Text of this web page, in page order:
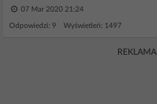
07 Mar 2020 21:24
Odpowiedzi: 9 Wyświetleń: 1497
REKLAMA